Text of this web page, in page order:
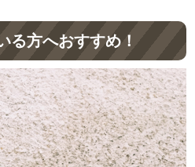
る方へおすすめ！